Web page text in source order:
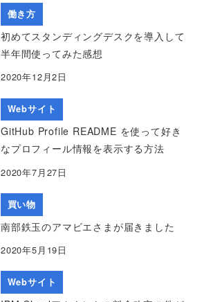
働き方
初めてスタンディングデスクを導入して
半年間使ってみた感想
2020年12月2日
Webサイト
GitHub Profile README を使って好き
なプロフィール情報を表示する方法
2020年7月27日
買い物
南部鉄玉のアマビエさまが届きました
2020年5月19日
Webサイト